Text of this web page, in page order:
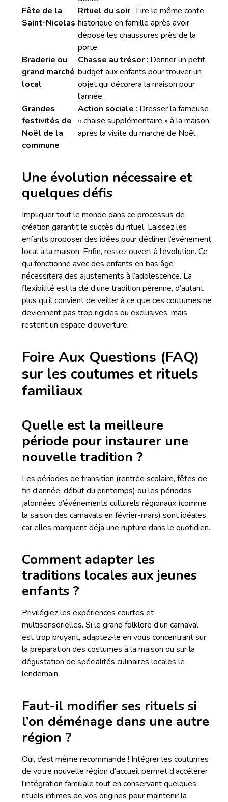
Fête de la
Saint-Nicolas
Rituel du soir: Lire le même conte
historique en famille après avoir
déposé les chaussures près de la
porte.
Braderie ou
grand marché
local
Chasse au trésor: Donner un petit
budget aux enfants pour trouver un
objet qui décorera la maison pour
l’année.
Grandes
festivités de
Noël de la
commune
Action sociale : Dresser la fameuse
« chaise supplémentaire » à la maison
après la visite du marché de Noël.
Une évolution nécessaire et
quelques défis
Impliquer tout le monde dans ce processus de
création garantit le succès du rituel. Laissez les
enfants proposer des idées pour décliner l’événement
local à la maison. Enfin, restez ouvert à l’évolution. Ce
qui fonctionne avec des enfants en bas âge
nécessitera des ajustements à l’adolescence. La
flexibilité est la clé d’une tradition pérenne, d’autant
plus qu’il convient de veiller à ce que ces coutumes ne
deviennent pas trop rigides ou exclusives, mais
restent un espace d’ouverture.
Foire Aux Questions (FAQ)
sur les coutumes et rituels
familiaux
Quelle est la meilleure
période pour instaurer une
nouvelle tradition ?
Les périodes de transition (rentrée scolaire, fêtes de
fin d’année, début du printemps) ou les périodes
jalonnées d’événements culturels régionaux (comme
la saison des carnavals en février-mars) sont idéales
car elles marquent déjà une rupture dans le quotidien.
Comment adapter les
traditions locales aux jeunes
enfants ?
Privilégiez les expériences courtes et
multisensorielles. Si le grand folklore d’un carnaval
est trop bruyant, adaptez-le en vous concentrant sur
la préparation des costumes à la maison ou sur la
dégustation de spécialités culinaires locales le
lendemain.
Faut-il modifier ses rituels si
l’on déménage dans une autre
région ?
Oui, c’est même recommandé ! Intégrer les coutumes
de votre nouvelle région d’accueil permet d’accélérer
l’intégration familiale tout en conservant quelques
rituels intimes de vos origines pour maintenir la